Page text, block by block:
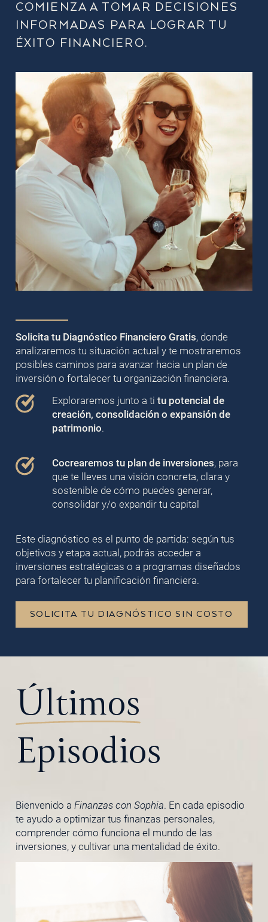
COMIENZA A TOMAR DECISIONES
INFORMADAS PARA LOGRAR TU
ÉXITO FINANCIERO.
Solicita tu Diagnóstico Financiero Gratis, donde
analizaremos tu situación actual y te mostraremos
posibles caminos para avanzar hacia un plan de
inversión o fortalecer tu organización financiera.
Exploraremos junto a ti tu potencial de
creación, consolidación o expansión de
patrimonio.
Cocrearemos tu plan de inversiones, para
que te lleves una visión concreta, clara y
sostenible de cómo puedes generar,
consolidar y/o expandir tu capital
Este diagnóstico es el punto de partida: según tus
objetivos y etapa actual, podrás acceder a
inversiones estratégicas o a programas diseñados
para fortalecer tu planificación financiera.
SOLICITA TU DIAGNÓSTICO SIN COSTO
Últimos
Episodios
Bienvenido a Finanzas con Sophia. En cada episodio
te ayudo a optimizar tus finanzas personales,
comprender cómo funciona el mundo de las
inversiones, y cultivar una mentalidad de éxito.